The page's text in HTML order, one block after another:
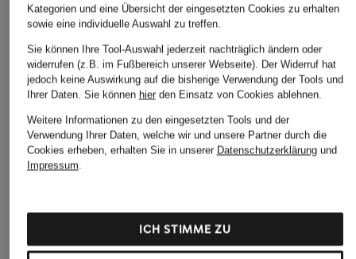
Kategorien und eine Übersicht der eingesetzten Cookies zu erhalten
sowie eine individuelle Auswahl zu treffen.
Sie können Ihre Tool-Auswahl jederzeit nachträglich ändern oder
widerrufen (z.B. im Fußbereich unserer Webseite). Der Widerruf hat
jedoch keine Auswirkung auf die bisherige Verwendung der Tools und
Ihrer Daten. Sie können hierden Einsatz von Cookies ablehnen.
Weitere Informationen zu den eingesetzten Tools und der
Verwendung Ihrer Daten, welche wir und unsere Partner durch die
Cookies erheben, erhalten Sie in unserer Datenschutzerklärungund
Impressum.
ICH STIMME ZU